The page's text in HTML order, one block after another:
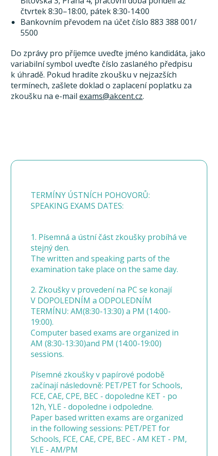
čtvrtek 8:30–18:00, pátek 8:30-14:00
Bankovním převodem na účet číslo 883 388 001/
5500
Do zprávy pro příjemce uveďte jméno kandidáta, jako
variabilní symbol uveďte číslo zaslaného předpisu
k úhradě. Pokud hradíte zkoušku v nejzazších
termínech, zašlete doklad o zaplacení poplatku za
zkoušku na e-mailexams@akcent.cz.
TERMÍNY ÚSTNÍCH POHOVORŮ:
SPEAKING EXAMS DATES:
1. Písemná a ústní část zkoušky probíhá ve
stejný den.
The written and speaking parts of the
examination take place on the same day.
2. Zkoušky v provedení na PC se konají
V DOPOLEDNÍM a ODPOLEDNÍM
TERMÍNU: AM(8:30-13:30) a PM (14:00-
19:00).
Computer based exams are organized in
AM (8:30-13:30)and PM (14:00-19:00)
sessions.
Písemné zkoušky v papírové podobě
začínají následovně: PET/PET for Schools,
FCE, CAE, CPE, BEC - dopoledne KET - po
12h, YLE - dopoledne i odpoledne.
Paper based written exams are organized
in the following sessions: PET/PET for
Schools, FCE, CAE, CPE, BEC - AM KET - PM,
YLE - AM/PM